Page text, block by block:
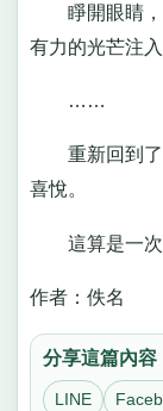
睜開眼睛，
有力的光芒注
……
重新回到了
喜悅。
這算是一次
作者：佚名
分享這篇內容
LINE